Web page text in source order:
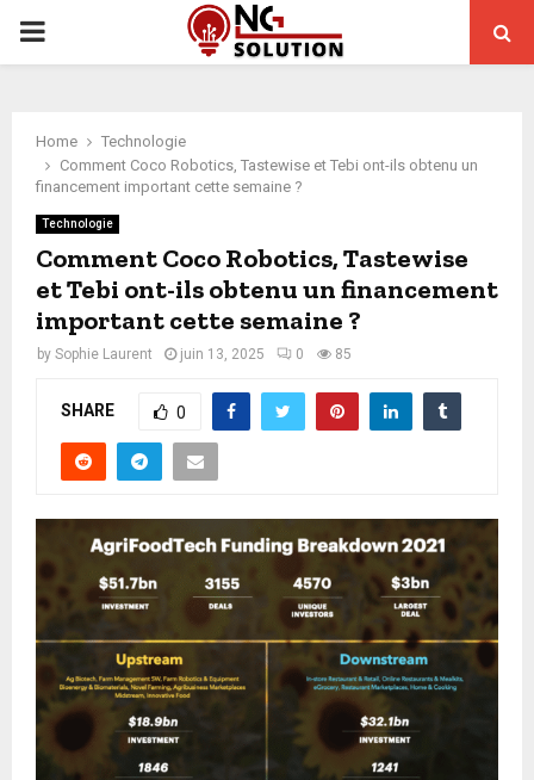
PRIMARY
Home
Technologie
Comment Coco Robotics, Tastewise et Tebi ont-ils obtenu un
financement important cette semaine ?
Technologie
Comment Coco Robotics, Tastewise
et Tebi ont-ils obtenu un financement
important cette semaine ?
by Sophie Laurent juin 13, 2025 0 85
SHARE 0